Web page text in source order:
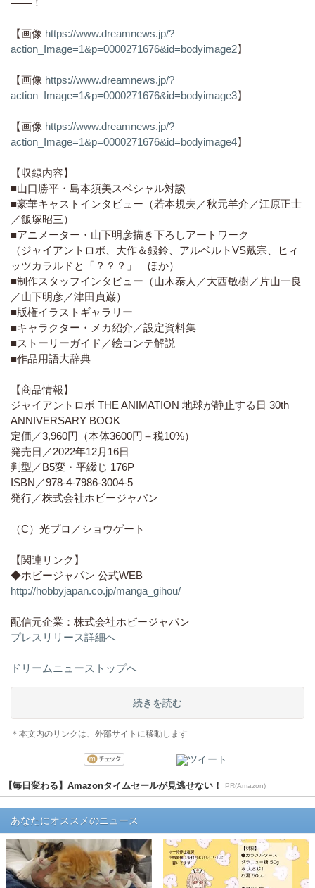
――！
【画像 https://www.dreamnews.jp/?
action_Image=1&p=0000271676&id=bodyimage2】
【画像 https://www.dreamnews.jp/?
action_Image=1&p=0000271676&id=bodyimage3】
【画像 https://www.dreamnews.jp/?
action_Image=1&p=0000271676&id=bodyimage4】
【収録内容】
■山口勝平・島本須美スペシャル対談
■豪華キャストインタビュー（若本規夫／秋元羊介／江原正士
／飯塚昭三）
■アニメーター・山下明彦描き下ろしアートワーク
（ジャイアントロボ、大作＆銀鈴、アルベルトVS戴宗、ヒィ
ッツカラルドと「？？？」 ほか）
■制作スタッフインタビュー（山木泰人／大西敏樹／片山一良
／山下明彦／津田貞巌）
■版権イラストギャラリー
■キャラクター・メカ紹介／設定資料集
■ストーリーガイド／絵コンテ解説
■作品用語大辞典
【商品情報】
ジャイアントロボ THE ANIMATION 地球が静止する日 30th
ANNIVERSARY BOOK
定価／3,960円（本体3600円＋税10%）
発売日／2022年12月16日
判型／B5変・平綴じ 176P
ISBN／978-4-7986-3004-5
発行／株式会社ホビージャパン
（C）光プロ／ショウゲート
【関連リンク】
◆ホビージャパン 公式WEB
http://hobbyjapan.co.jp/manga_gihou/
配信元企業：株式会社ホビージャパン
プレスリリース詳細へ
ドリームニューストップへ
続きを読む
＊本文内のリンクは、外部サイトに移動します
【毎日変わる】Amazonタイムセールが見逃せない！ PR(Amazon)
あなたにオススメのニュース